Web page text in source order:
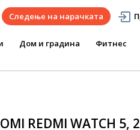
Следење на нарачката
Дом и градина Фитнес
REDMI WATCH 5,